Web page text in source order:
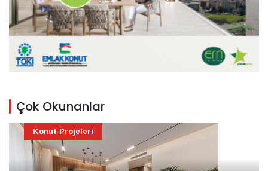
Çok Okunanlar
Konut Projeleri